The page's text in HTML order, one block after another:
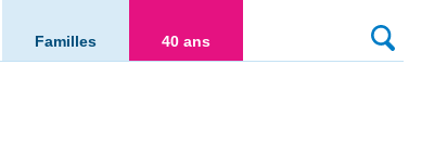
Familles 40 ans